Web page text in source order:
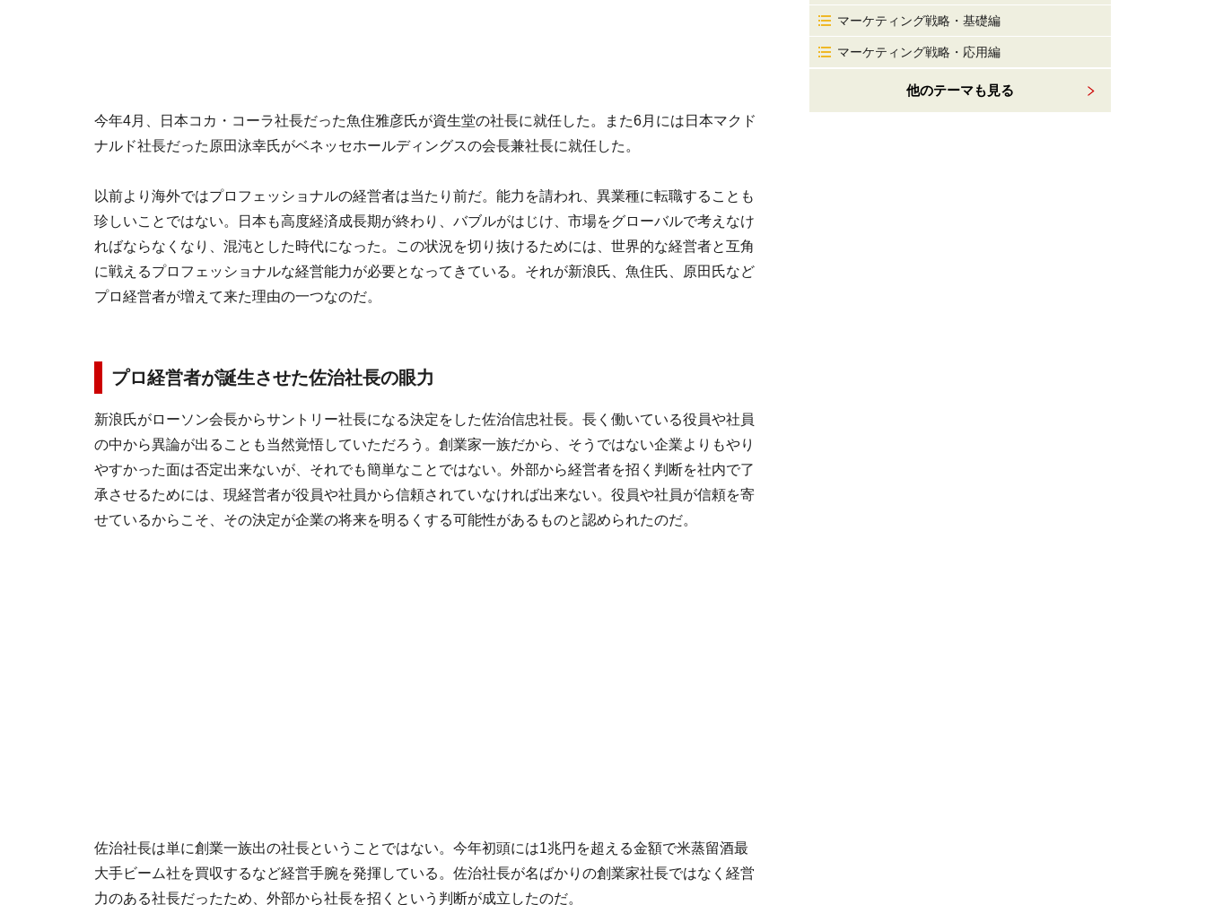
今年4月、日本コカ・コーラ社長だった魚住雅彦氏が資生堂の社長に就任した。また6月には日本マクド
ナルド社長だった原田泳幸氏がベネッセホールディングスの会長兼社長に就任した。
以前より海外ではプロフェッショナルの経営者は当たり前だ。能力を請われ、異業種に転職することも
珍しいことではない。日本も高度経済成長期が終わり、バブルがはじけ、市場をグローバルで考えなけ
ればならなくなり、混沌とした時代になった。この状況を切り抜けるためには、世界的な経営者と互角
に戦えるプロフェッショナルな経営能力が必要となってきている。それが新浪氏、魚住氏、原田氏など
プロ経営者が増えて来た理由の一つなのだ。
プロ経営者が誕生させた佐治社長の眼力
新浪氏がローソン会長からサントリー社長になる決定をした佐治信忠社長。長く働いている役員や社員
の中から異論が出ることも当然覚悟していただろう。創業家一族だから、そうではない企業よりもやり
やすかった面は否定出来ないが、それでも簡単なことではない。外部から経営者を招く判断を社内で了
承させるためには、現経営者が役員や社員から信頼されていなければ出来ない。役員や社員が信頼を寄
せているからこそ、その決定が企業の将来を明るくする可能性があるものと認められたのだ。
佐治社長は単に創業一族出の社長ということではない。今年初頭には1兆円を超える金額で米蒸留酒最
大手ビーム社を買収するなど経営手腕を発揮している。佐治社長が名ばかりの創業家社長ではなく経営
力のある社長だったため、外部から社長を招くという判断が成立したのだ。
マーケティング戦略・基礎編
マーケティング戦略・応用編
他のテーマも見る